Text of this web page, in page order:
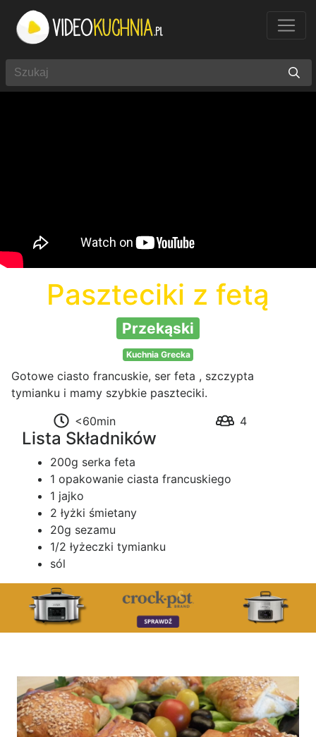
Paszteciki z fetą
Przekąski
Kuchnia Grecka
Gotowe ciasto francuskie, ser feta , szczypta
tymianku i mamy szybkie paszteciki.
<60min
4
Lista Składników
200g serka feta
1 opakowanie ciasta francuskiego
1 jajko
2 łyżki śmietany
20g sezamu
1/2 łyżeczki tymianku
sól